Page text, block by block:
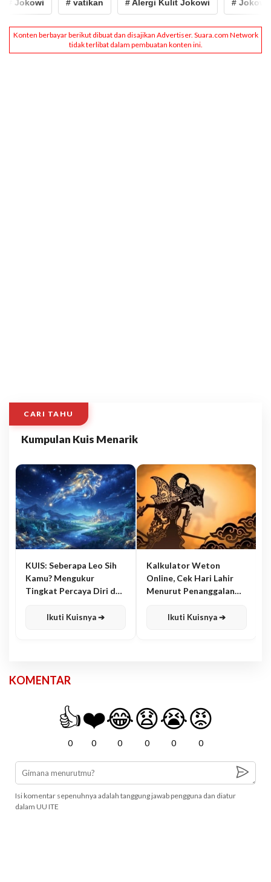
# Jokowi # vatikan # Alergi Kulit Jokowi # Jokowi
CARI TAHU
Kumpulan Kuis Menarik
KUIS: Seberapa Leo Sih
Kamu? Mengukur
Tingkat Percaya Diri dan
Ikuti Kuisnya ➔
Kalkulator Weton
Online, Cek Hari Lahir
Menurut Penanggalan
Ikuti Kuisnya ➔
KOMENTAR
👍
0
❤️
0
😂
0
😧
0
😭
0
😡
0
Isi komentar sepenuhnya adalah tanggung jawab pengguna dan diatur
dalam UU ITE